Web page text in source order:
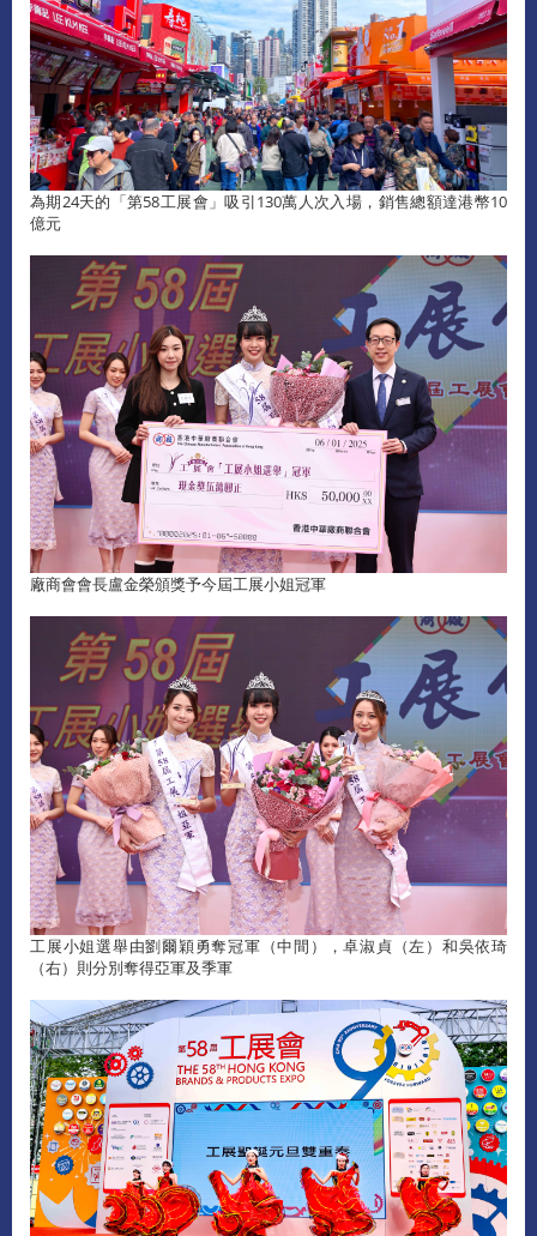
為期24天的「第58工展會」吸引130萬人次入場，銷售總額達港幣10
億元
廠商會會長盧金榮頒獎予今屆工展小姐冠軍
工展小姐選舉由劉爾穎勇奪冠軍（中間），卓淑貞（左）和吳依琦
（右）則分別奪得亞軍及季軍